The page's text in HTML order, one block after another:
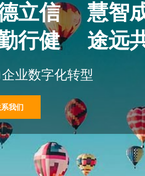
立信 慧智
行健 途远
业数字化转型
我们